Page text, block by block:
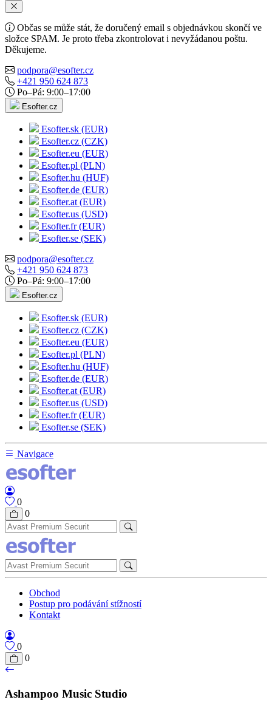
Občas se může stát, že doručený email s objednávkou skončí ve
složce SPAM. Je proto třeba zkontrolovat i nevyžádanou poštu.
Děkujeme.
podpora@esofter.cz
+421 950 624 873
Po–Pá: 9:00–17:00
Esofter.cz
Esofter.sk (EUR)
Esofter.cz (CZK)
Esofter.eu (EUR)
Esofter.pl (PLN)
Esofter.hu (HUF)
Esofter.de (EUR)
Esofter.at (EUR)
Esofter.us (USD)
Esofter.fr (EUR)
Esofter.se (SEK)
podpora@esofter.cz
+421 950 624 873
Po–Pá: 9:00–17:00
Esofter.cz
Esofter.sk (EUR)
Esofter.cz (CZK)
Esofter.eu (EUR)
Esofter.pl (PLN)
Esofter.hu (HUF)
Esofter.de (EUR)
Esofter.at (EUR)
Esofter.us (USD)
Esofter.fr (EUR)
Esofter.se (SEK)
Navigace
0
0
Obchod
Postup pro podávání stížností
Kontakt
0
0
Ashampoo Music Studio